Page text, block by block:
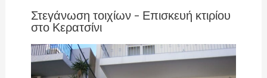
Στεγάνωση τοιχίων – Επισκευή κτιρίου
στο Κερατσίνι